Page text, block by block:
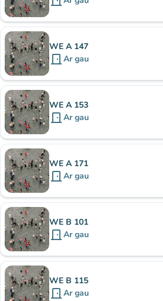
WE A 147
door_front Ar gau
WE A 153
door_front Ar gau
WE A 171
door_front Ar gau
WE B 101
door_front Ar gau
WE B 115
door_front Ar gau